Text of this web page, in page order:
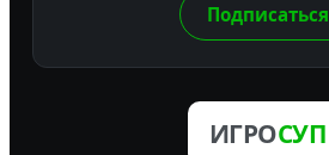
Подписаться
ИГРОСУП